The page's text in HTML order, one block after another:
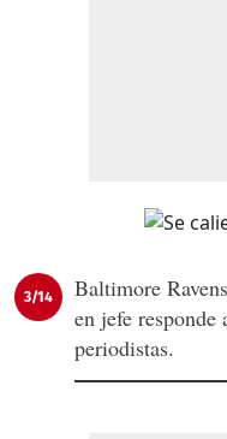
3/14
Baltimore
en jefe responde
periodistas.